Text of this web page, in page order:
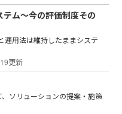
ム～今の評価制度その
運用法は維持したままシステ
更新
ソリューションの提案・施策